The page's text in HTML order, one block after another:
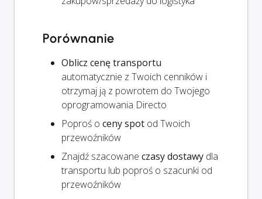
Porównanie
Oblicz cenę transportu
automatycznie z Twoich cenników i
otrzymaj ją z powrotem do Twojego
oprogramowania Directo
Poproś o ceny spot od Twoich
przewoźników
Znajdź szacowane czasy dostawy dla
transportu lub poproś o szacunki od
przewoźników